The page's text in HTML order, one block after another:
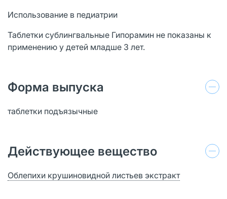
Использование в педиатрии
Таблетки сублингвальные Гипорамин не показаны к
применению у детей младше 3 лет.
Форма выпуска
таблетки подъязычные
Действующее вещество
Облепихи крушиновидной листьев экстракт